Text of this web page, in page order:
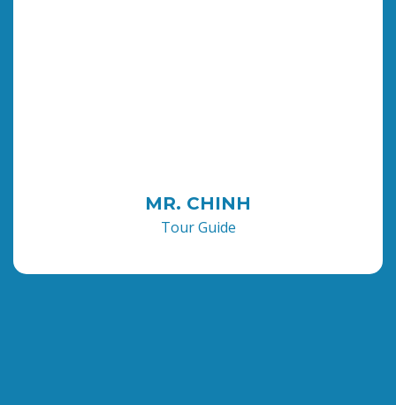
MR. CHINH
Tour Guide